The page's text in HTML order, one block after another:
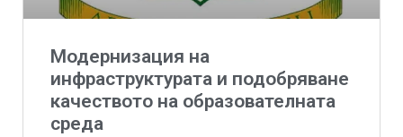
Модернизация на
инфраструктурата и подобряване
качеството на образователната
среда